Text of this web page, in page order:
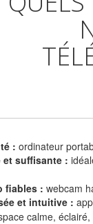
: ordinateur
et suffisante :
fiables : webcam
et intuitive :
calme,